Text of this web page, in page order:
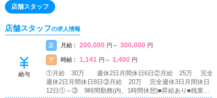
店舗スタッフ
店舗スタッフの求人情報
給与
正 月給 : 200,000 円 ～ 300,000 円
ア 時給 : 1,141 円 ～ 1,400 円
①月給 30万 週休2日月間休日6日②月給 25万 完全
週休2日月間休日8日③月給 20万 完全週休3日月間休日
12日①～③ 9時間勤務(内、1時間休憩)■昇給あり■残業代